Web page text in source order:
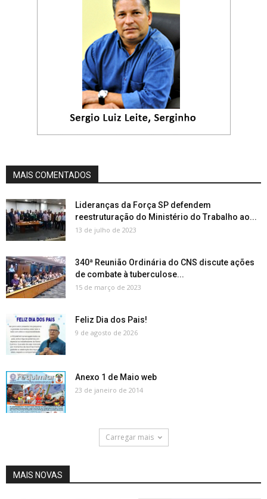
MAIS COMENTADOS
Lideranças da Força SP defendem
reestruturação do Ministério do Trabalho ao...
13 de julho de 2023
340ª Reunião Ordinária do CNS discute ações
de combate à tuberculose...
15 de março de 2023
Feliz Dia dos Pais!
9 de agosto de 2026
Anexo 1 de Maio web
23 de janeiro de 2014
Carregar mais
MAIS NOVAS